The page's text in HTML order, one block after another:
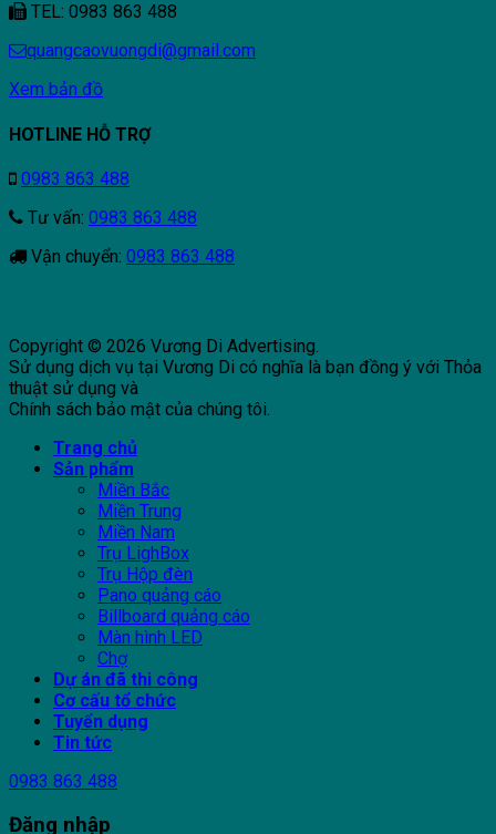
TEL: 0983 863 488
quangcaovuongdi@gmail.com
Xem bản đồ
HOTLINE HỖ TRỢ
0983 863 488
Tư vấn: 0983 863 488
Vận chuyển: 0983 863 488
Copyright © 2026 Vương Di Advertising.
Sử dụng dịch vụ tại Vương Di có nghĩa là bạn đồng ý với Thỏa
thuật sử dụng và
Chính sách bảo mật của chúng tôi.
Trang chủ
Sản phẩm
Miền Bắc
Miền Trung
Miền Nam
Trụ LighBox
Trụ Hộp đèn
Pano quảng cáo
Billboard quảng cáo
Màn hình LED
Chợ
Dự án đã thi công
Cơ cấu tổ chức
Tuyển dụng
Tin tức
0983 863 488
Đăng nhập